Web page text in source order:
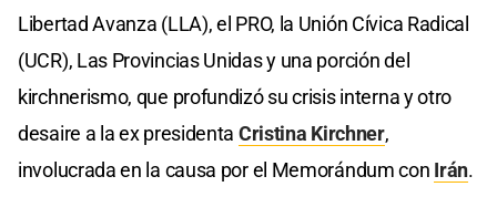
Libertad Avanza (LLA), el PRO, la Unión Cívica Radical
(UCR), Las Provincias Unidas y una porción del
kirchnerismo, que profundizó su crisis interna y otro
desaire a la ex presidenta Cristina Kirchner,
involucrada en la causa por el Memorándum con Irán.